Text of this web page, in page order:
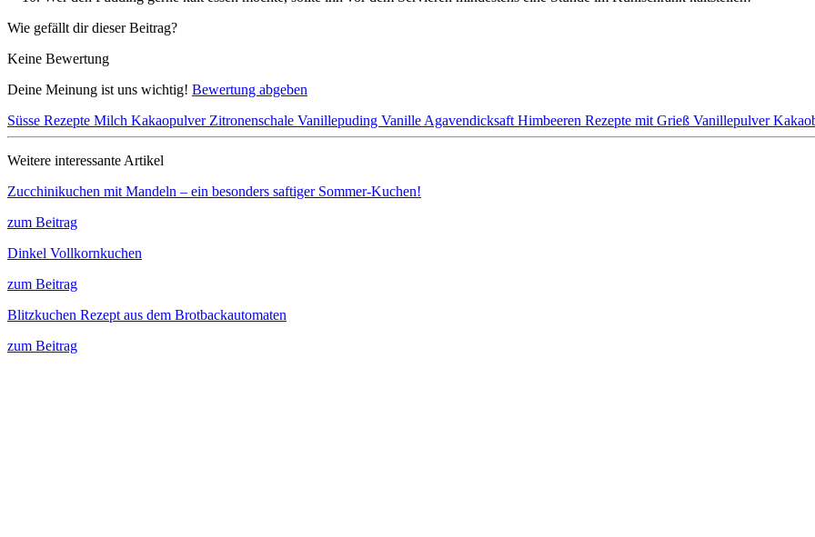
Wie gefällt dir dieser Beitrag?
Keine Bewertung
Deine Meinung ist uns wichtig! Bewertung abgeben
Süsse Rezepte Milch Kakaopulver Zitronenschale Vanillepuding Vanille Agavendicksaft Himbeeren Rezepte mit Grieß Vanillepulver
Weitere interessante Artikel
Zucchinikuchen mit Mandeln – ein besonders saftiger Sommer-Kuchen!
zum Beitrag
Dinkel Vollkornkuchen
zum Beitrag
Blitzkuchen Rezept aus dem Brotbackautomaten
zum Beitrag